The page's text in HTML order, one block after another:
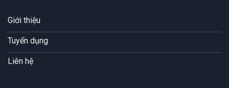
Giới thiệu
Tuyển dụng
Liên hệ